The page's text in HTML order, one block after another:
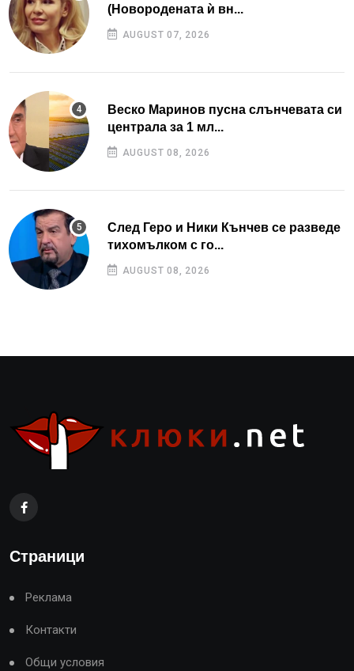
(Новородената ѝ вн...
AUGUST 07, 2026
Веско Маринов пусна слънчевата си
централа за 1 мл...
AUGUST 08, 2026
След Геро и Ники Кънчев се разведе
тихомълком с го...
AUGUST 08, 2026
Страници
Реклама
Контакти
Общи условия